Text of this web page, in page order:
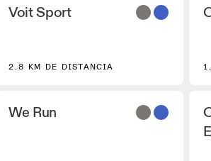
Distribuidores de zapatillas y
Minorista de ropa
equipamiento de correr On
Performance.
Voit Sport
2.8 KM DE DISTANCIA
We Run